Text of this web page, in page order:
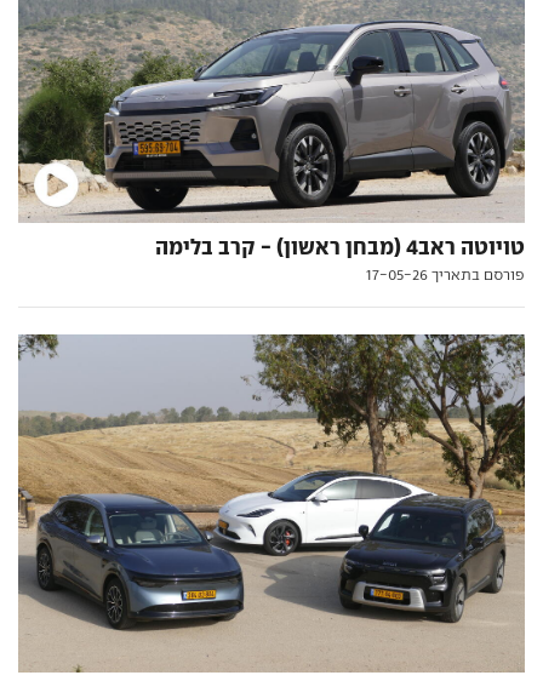
טויוטה ראב4 (מבחן ראשון) - קרב בלימה
פורסם בתאריך 17-05-26